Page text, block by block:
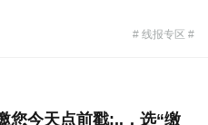
# 线报专区 #
您今天点前戳:..，选“缴